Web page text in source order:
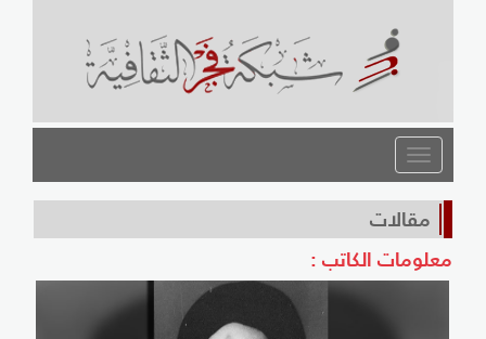
القائمة
مقالات
معلومات الكاتب :